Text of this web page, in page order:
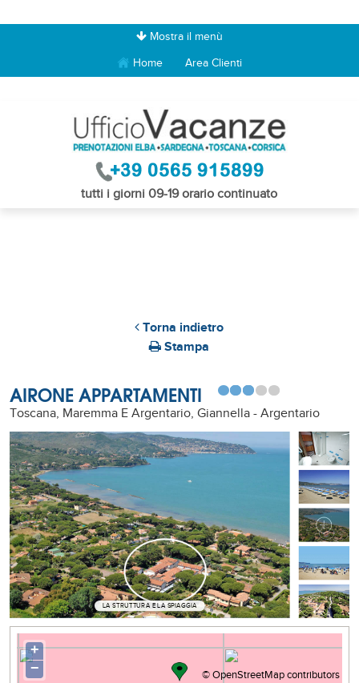
Mostra il menù
Home Area Clienti
tutti i giorni 09-19 orario continuato
Torna indietro
Stampa
AIRONE APPARTAMENTI
Toscana, Maremma E Argentario, Giannella - Argentario
LA STRUTTURA E LA SPIAGGIA
+
−
©OpenStreetMapcontributors